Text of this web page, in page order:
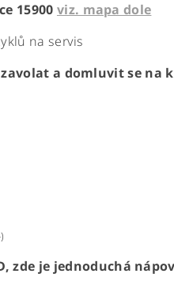
15900 viz. mapa dole
na servis
a domluvit se na
zde je jednoduchá